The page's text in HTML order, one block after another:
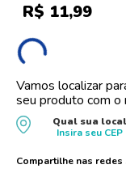
R$ 11,99
Vamos localizar
seu produto com o
Qual sua
Insira seu CEP
6º tintura cabelo
7º
9º proge
protetor solar